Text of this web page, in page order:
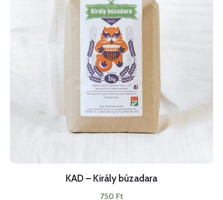
KAD – Király búzadara
750 Ft